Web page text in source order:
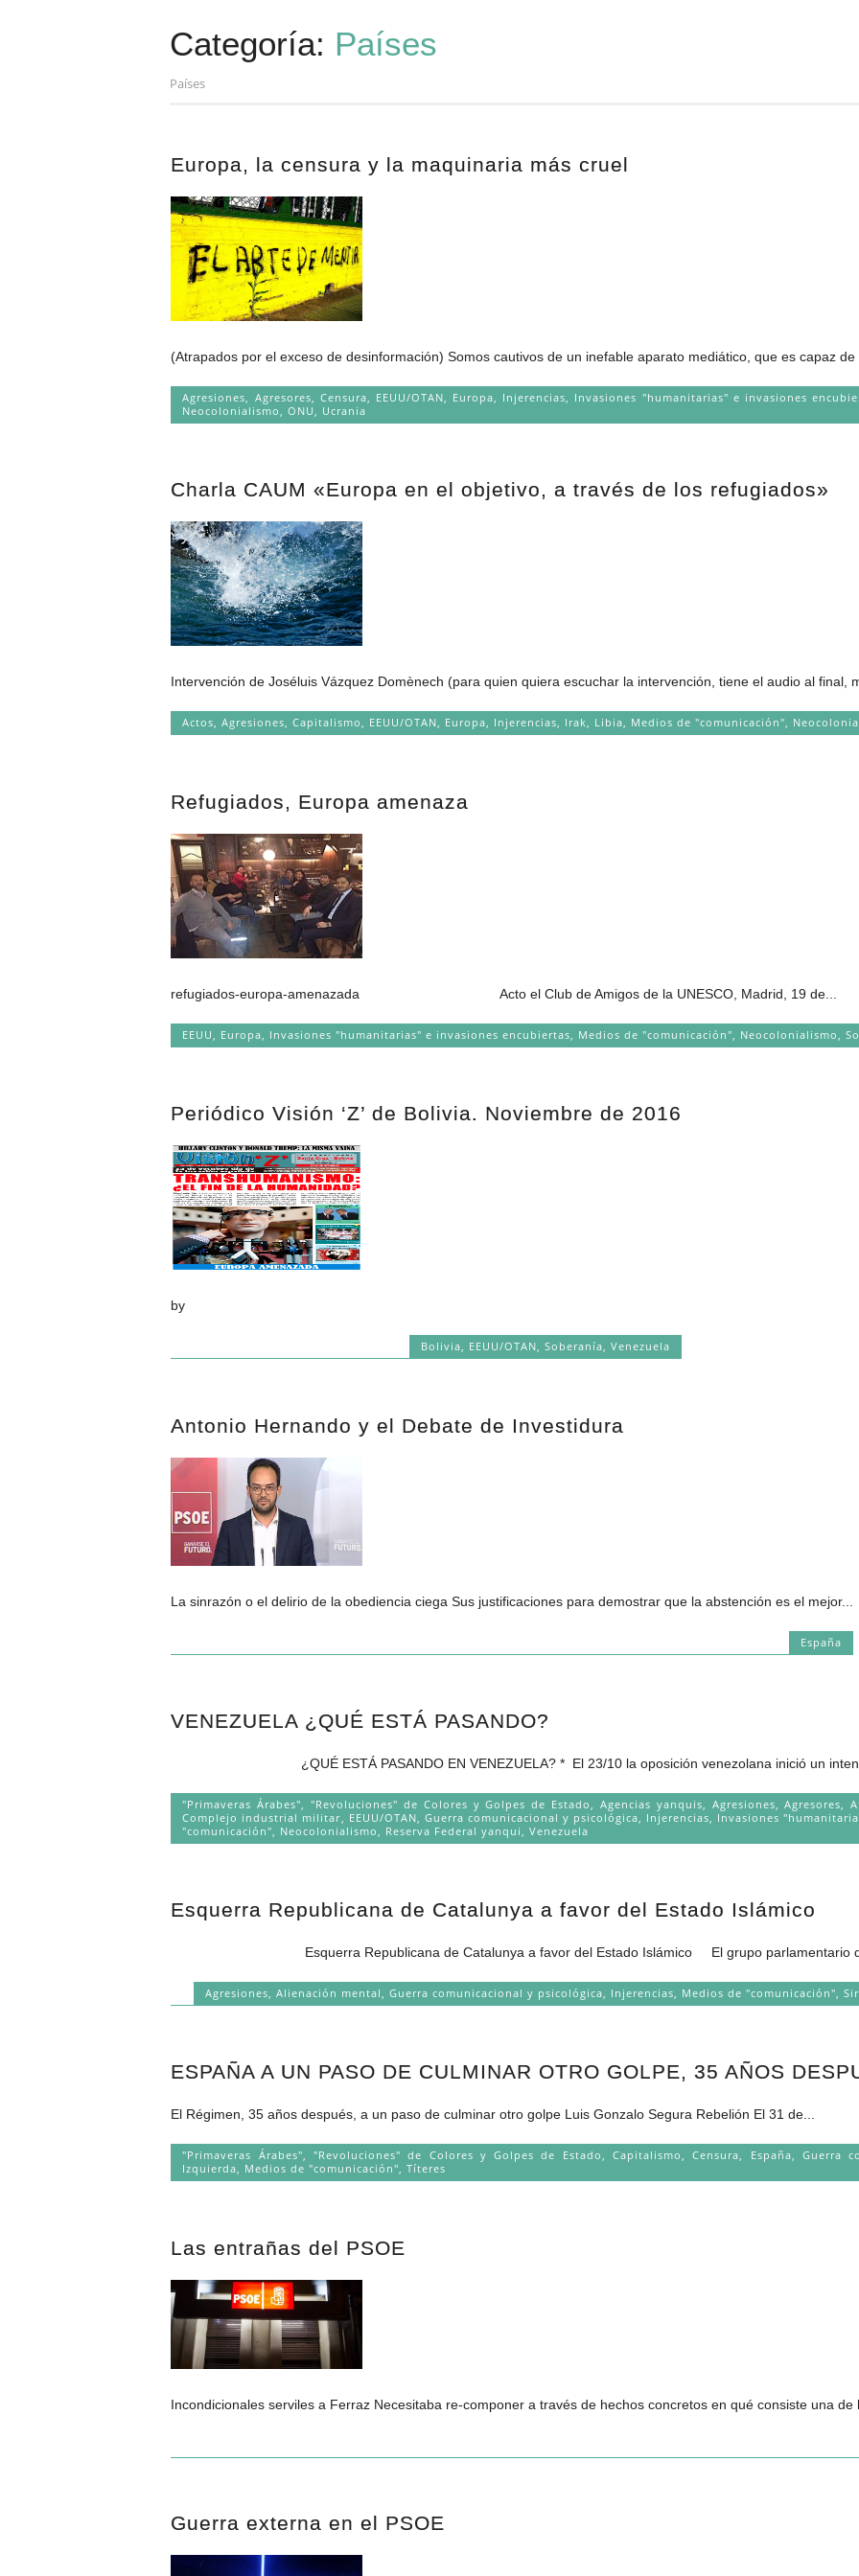
Categoría: Países
Países
Europa, la censura y la maquinaria más cruel
(Atrapados por el exceso de desinformación) Somos cautivos de un inefable aparato mediático, que es capaz de
Agresiones, Agresores, Censura, EEUU/OTAN, Europa, Injerencias, Invasiones "humanitarias" e invasiones
Neocolonialismo,ONU, Ucrania
Charla CAUM «Europa en el objetivo, a través de los refugiados»
Intervención de Joséluis Vázquez Domènech (para quien quiera escuchar la intervención, tiene el audio al final,
Actos,Agresiones,Capitalismo, EEUU/OTAN, Europa, Injerencias, Irak, Libia, Medios de "comunicación",
Refugiados, Europa amenaza
refugiados-europa-amenazada Acto el Club de Amigos de la UNESCO, Madrid, 19 de...
EEUU, Europa, Invasiones "humanitarias" e invasiones encubiertas, Medios de "comunicación", Neocolonialismo,
Periódico Visión ‘Z’ de Bolivia. Noviembre de 2016
by
Bolivia, EEUU/OTAN,Soberanía,Venezuela
Antonio Hernando y el Debate de Investidura
La sinrazón o el delirio de la obediencia ciega Sus justificaciones para demostrar que la abstención es el mejor...
España
VENEZUELA ¿QUÉ ESTÁ PASANDO?
¿QUÉ ESTÁ PASANDO EN VENEZUELA? * El 23/10 la oposición venezolana inició un intento
"Primaveras Árabes", "Revoluciones" de Colores y Golpes de Estado, Agencias yanquis, Agresiones,Agresores,
Complejo industrial militar, EEUU/OTAN, Guerra comunicacional y psicológica, Injerencias, Invasiones
"comunicación", Neocolonialismo, Reserva Federal yanqui,Venezuela
Esquerra Republicana de Catalunya a favor del Estado Islámico
Esquerra Republicana de Catalunya a favor del Estado Islámico El grupo parlamentario de
Agresiones,Alienación mental,Guerra comunicacional y psicológica, Injerencias, Medios de "comunicación",
ESPAÑA A UN PASO DE CULMINAR OTRO GOLPE, 35 AÑOS
El Régimen, 35 años después, a un paso de culminar otro golpe Luis Gonzalo Segura Rebelión El 31 de...
"Primaveras Árabes", "Revoluciones" de Colores y Golpes de Estado,Capitalismo,Censura, España,Guerra
Izquierda, Medios de "comunicación",Títeres
Las entrañas del PSOE
Incondicionales serviles a Ferraz Necesitaba re-componer a través de hechos concretos en qué consiste una de
Guerra externa en el PSOE